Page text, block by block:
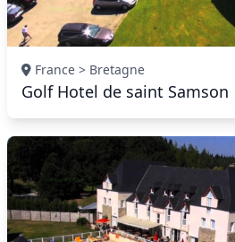
France > Bretagne
Golf Hotel de saint Samson